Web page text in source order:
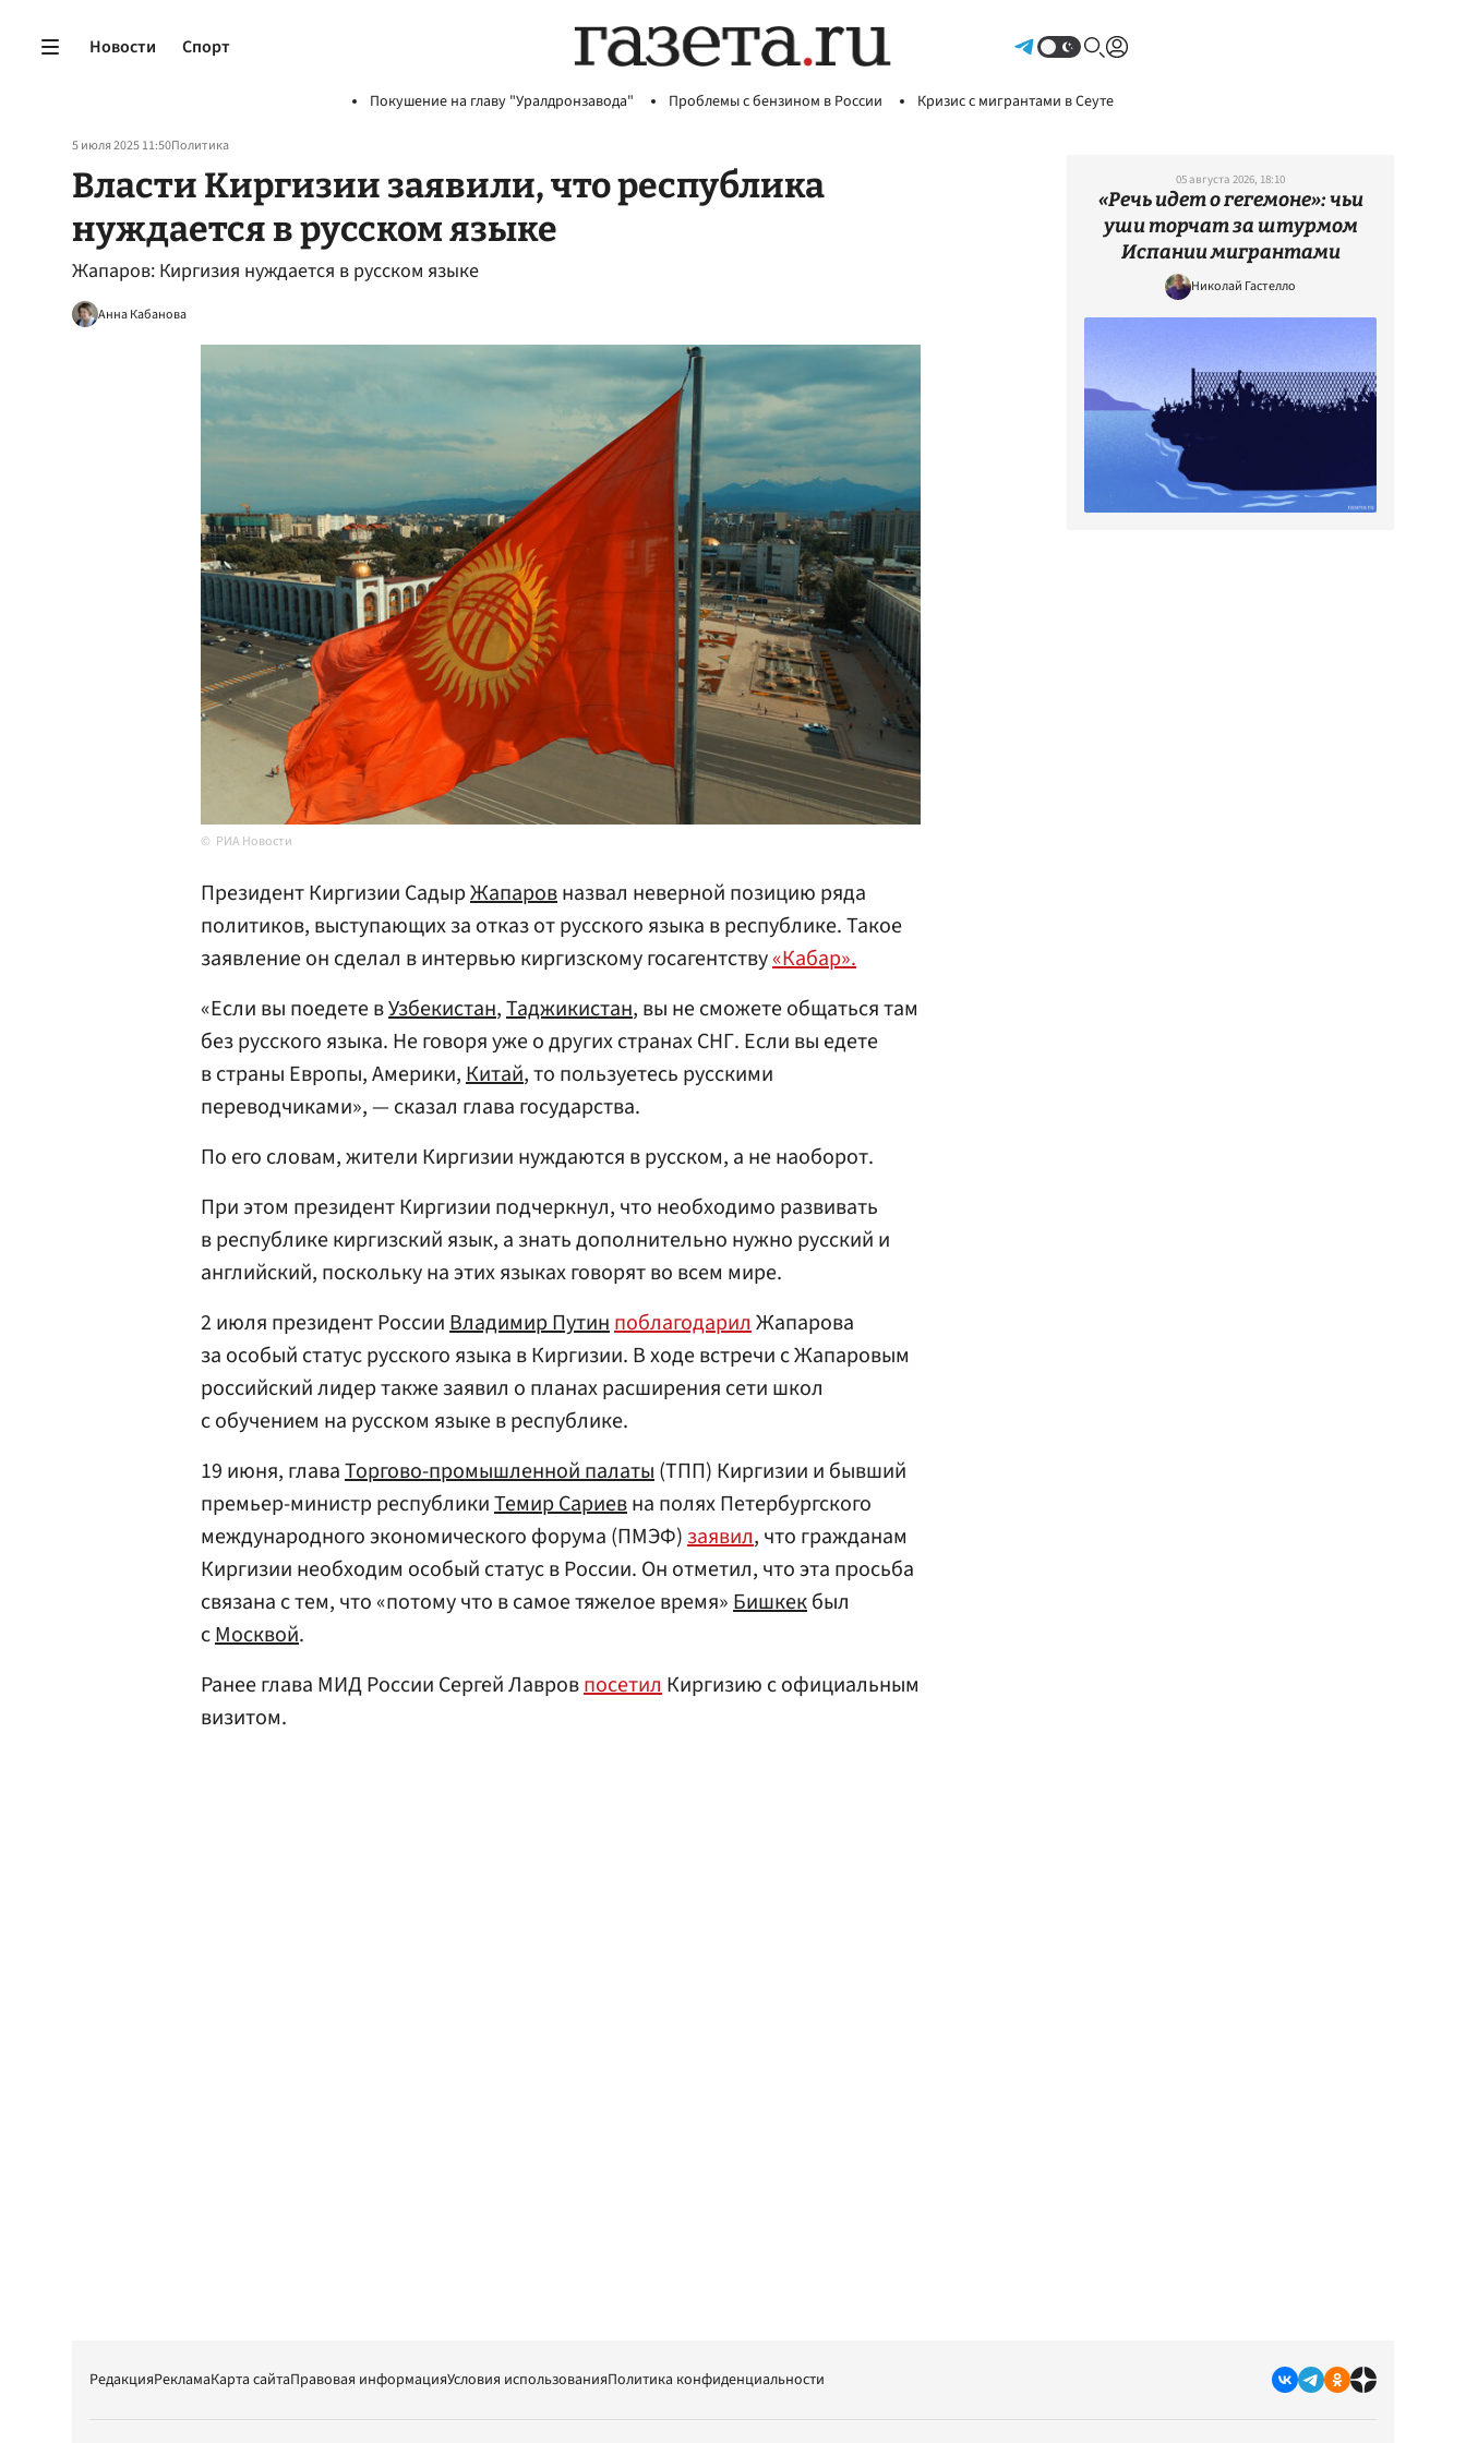
Новости Спорт
Покушение на главу "Уралдронзавода" Проблемы с бензином в России Кризис с мигрантами в Сеуте
5 июля 2025 11:50Политика
Власти Киргизии заявили, что республика
нуждается в русском языке
Жапаров: Киргизия нуждается в русском языке
Анна Кабанова
РИА Новости
Президент Киргизии СадырЖапаровназвал неверной позицию ряда
политиков, выступающих за отказ от русского языка в республике. Такое
заявление он сделал в интервью киргизскому госагентству«‎Кабар».
«Если вы поедете вУзбекистан,Таджикистан, вы не сможете общаться там
без русского языка. Не говоря уже о других странах СНГ. Если вы едете
в страны Европы, Америки,Китай, то пользуетесь русскими
переводчиками», — сказал глава государства.
По его словам, жители Киргизии нуждаются в русском, а не наоборот.
При этом президент Киргизии подчеркнул, что необходимо развивать
в республике киргизский язык, а знать дополнительно нужно русский и
английский, поскольку на этих языках говорят во всем мире.
2 июля президент РоссииВладимир ПутинпоблагодарилЖапарова
за особый статус русского языка в Киргизии. В ходе встречи с Жапаровым
российский лидер также заявил о планах расширения сети школ
с обучением на русском языке в республике.
19 июня, главаТоргово-промышленной палаты(ТПП) Киргизии и бывший
премьер-министр республикиТемир Сариевна полях Петербургского
международного экономического форума (ПМЭФ)заявил, что гражданам
Киргизии необходим особый статус в России. Он отметил, что эта просьба
связана с тем, что «потому что в самое тяжелое время»Бишкекбыл
сМосквой.
Ранее глава МИД России Сергей ЛавровпосетилКиргизию с официальным
визитом.
05 августа 2026, 18:10
«Речь идет о гегемоне»: чьи
уши торчат за штурмом
Испании мигрантами
Николай Гастелло
РедакцияРекламаКарта сайтаПравовая информацияУсловия использованияПолитика конфиденциальности